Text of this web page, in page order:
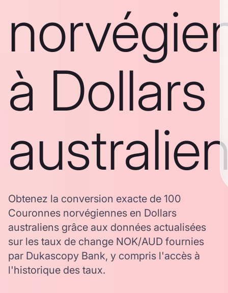
à Dollars
Obtenez la conversion exacte de 100
Couronnes norvégiennes en Dollars
australiens grâce aux données actualisées
sur les taux de change NOK/AUD fournies
par Dukascopy Bank, y compris l'accès à
l'historique des taux.